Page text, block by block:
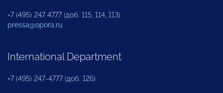
+7 (495) 247 4777 (доб. 115, 114, 113)
pressa@opora.ru
International Department
+7 (495) 247-4777 (доб. 126)